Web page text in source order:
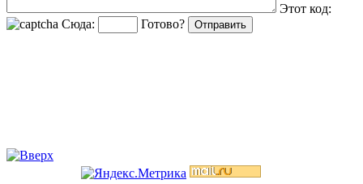
Этот код:
Сюда:
Готово?